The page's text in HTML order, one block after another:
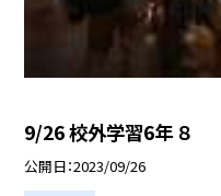
9/26 校外学習6年 ８
公開日 2023/09/26